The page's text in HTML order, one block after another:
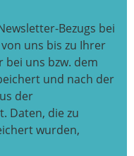
Bezugs bei
uns bis zu Ihrer
bei uns bzw. dem
und nach der
der
Daten, die zu
wurden,